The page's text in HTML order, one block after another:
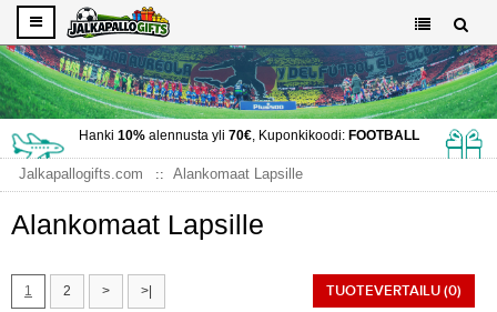
Hanki 10%alennusta yli 70€, Kuponkikoodi: FOOTBALL
Jalkapallogifts.com Alankomaat Lapsille
Alankomaat Lapsille
1 2 > >| TUOTEVERTAILU (0)